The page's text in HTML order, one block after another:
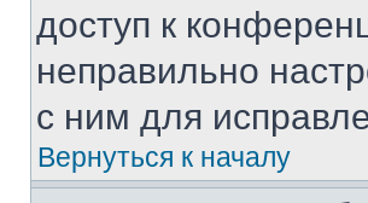
доступ к
неправильно
с ним для
Вернуться к началу